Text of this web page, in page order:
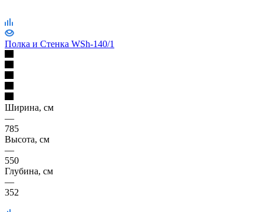
Полка и Стенка WSh-140/1
Ширина, см
—
785
Высота, см
—
550
Глубина, см
—
352